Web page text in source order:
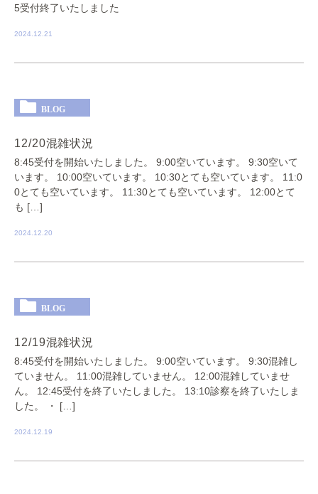
5受付終了いたしました
2024.12.21
BLOG
12/20混雑状況
8:45受付を開始いたしました。 9:00空いています。 9:30空いて
います。 10:00空いています。 10:30とても空いています。 11:0
0とても空いています。 11:30とても空いています。 12:00とて
も […]
2024.12.20
BLOG
12/19混雑状況
8:45受付を開始いたしました。 9:00空いています。 9:30混雑し
ていません。 11:00混雑していません。 12:00混雑していませ
ん。 12:45受付を終了いたしました。 13:10診察を終了いたしま
した。 ・ […]
2024.12.19